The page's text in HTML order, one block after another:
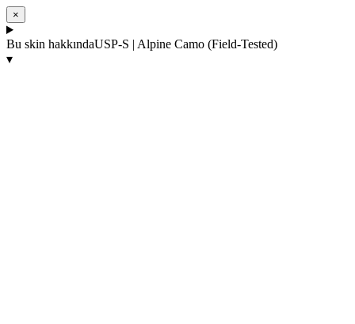
×
Bu skin hakkındaUSP-S | Alpine Camo (Field-Tested)
▾